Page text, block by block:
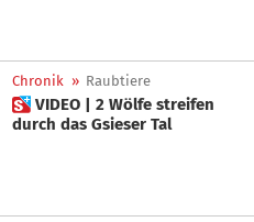
Chronik » Raubtiere
 VIDEO | 2 Wölfe streifen
durch das Gsieser Tal